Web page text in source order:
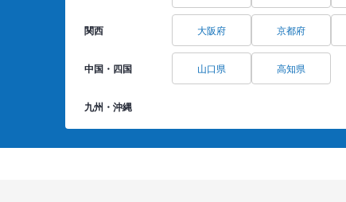
関西 大阪府 京都府
中国・四国 山口県 高知県
九州・沖縄